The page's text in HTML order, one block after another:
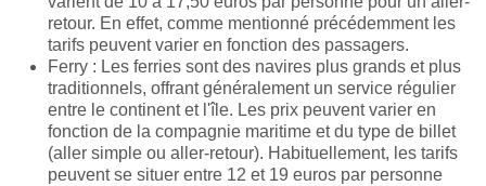
retour. En effet, comme mentionné précédemment les
tarifs peuvent varier en fonction des passagers.
Ferry : Les ferries sont des navires plus grands et plus
traditionnels, offrant généralement un service régulier
entre le continent et l'île. Les prix peuvent varier en
fonction de la compagnie maritime et du type de billet
(aller simple ou aller-retour). Habituellement, les tarifs
peuvent se situer entre 12 et 19 euros par personne